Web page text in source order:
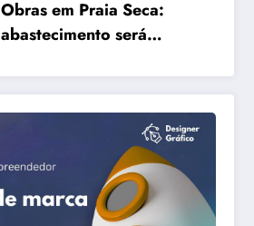
Obras em Praia Seca:
abastecimento será